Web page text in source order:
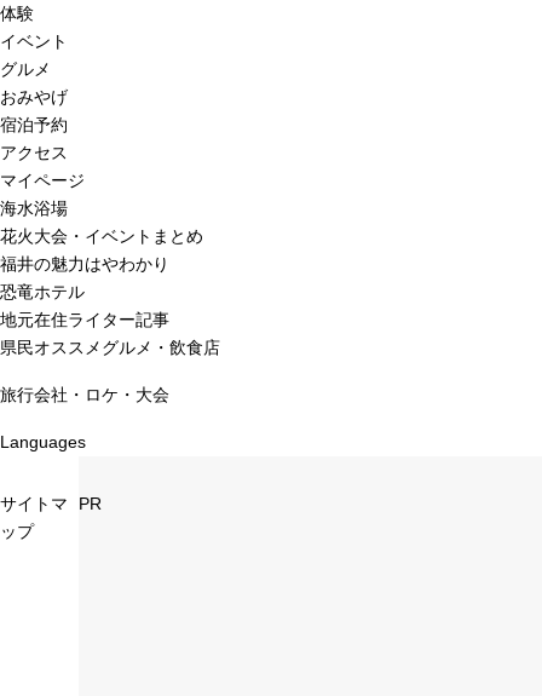
体験
イベント
グルメ
おみやげ
宿泊予約
アクセス
マイページ
海水浴場
花火大会・イベントまとめ
福井の魅力はやわかり
恐竜ホテル
地元在住ライター記事
県民オススメグルメ・飲食店
旅行会社・ロケ・大会
Languages
サイトマ
ップ
PR